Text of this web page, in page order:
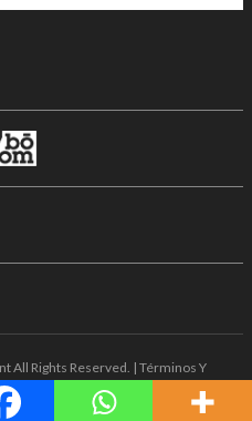
All Rights Reserved. | Términos Y